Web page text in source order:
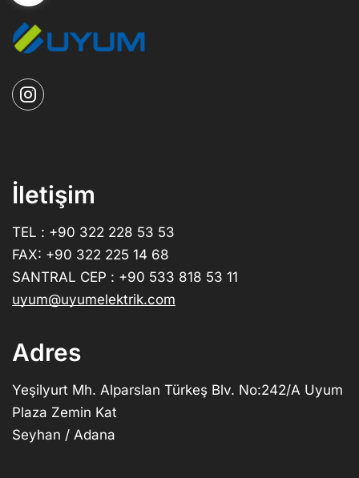
İletişim
TEL : +90 322 228 53 53
FAX: +90 322 225 14 68
SANTRAL CEP : +90 533 818 53 11
uyum@uyumelektrik.com
Adres
Yeşilyurt Mh. Alparslan Türkeş Blv. No:242/A Uyum
Plaza Zemin Kat
Seyhan / Adana